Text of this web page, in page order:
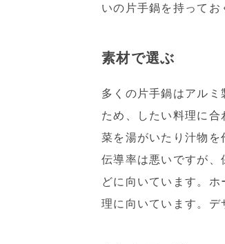
いの片手鍋を持ってお
素材で選ぶ
多くの片手鍋はアル
ため、したい料理に
菜を湯がいたり汁物
伝導率は悪いですが
どに向いています。
理に向いています。デ